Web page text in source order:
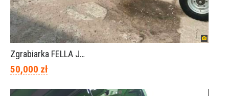
Zgrabiarka FELLA JURA 1402
50,000 zł